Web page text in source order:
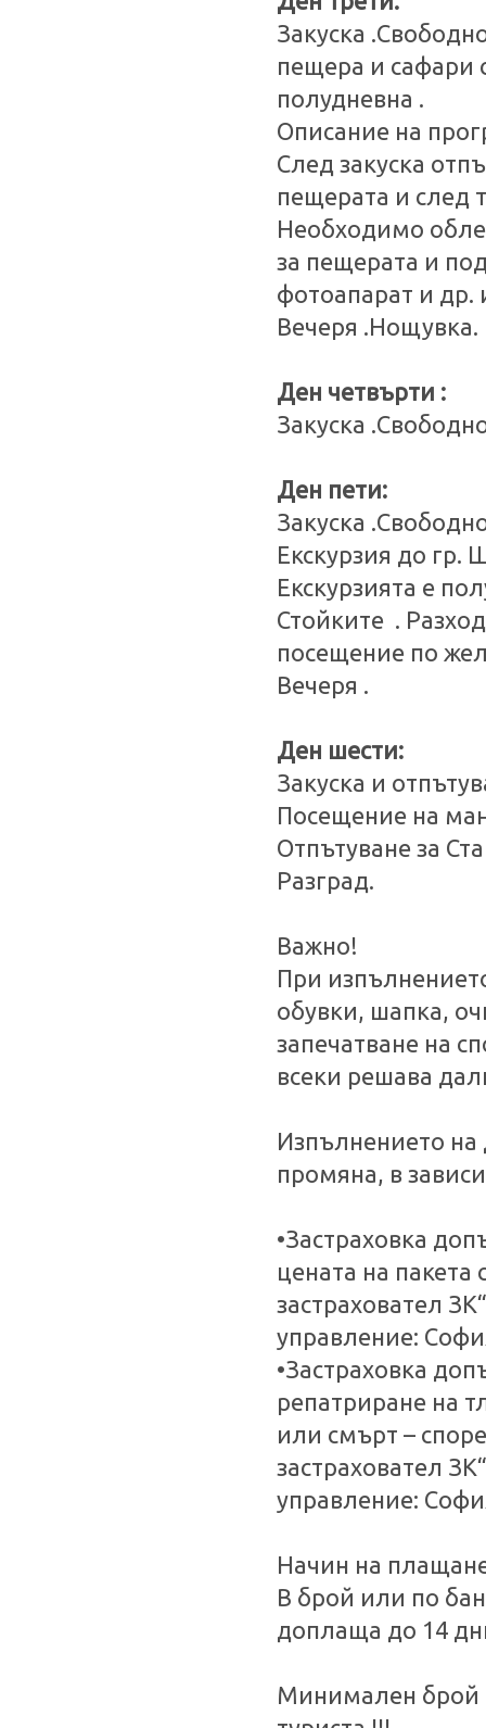
Закуска
пещера и сафари
полудневна .
Описание на
След закуска
пещерата и след
Необходимо
за пещерата и
фотоапарат и
Вечеря .Нощувка.
Ден четвърти :
Закуска
Ден пети:
Закуска
Екскурзия до гр.
Екскурзията е
Стойките .
посещение по
Вечеря .
Ден шести:
Закуска и
Посещение на
Отпътуване за
Разград.
Важно!
При
обувки, шапка,
запечатване на
всеки решава
Изпълнението
промяна, в
•Застраховка
цената на пакета
застраховател
управление:
•Застраховка
репатриране на
или смърт –
застраховател
управление:
Начин на
В брой или по
доплаща до 14
Минимален брой